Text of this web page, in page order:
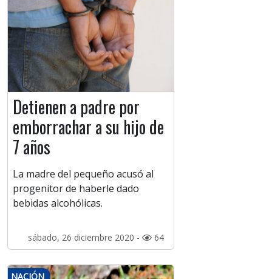
Detienen a padre por
emborrachar a su hijo de
7 años
La madre del pequeño acusó al
progenitor de haberle dado
bebidas alcohólicas.
sábado, 26 diciembre 2020 - 64
NACIÓN